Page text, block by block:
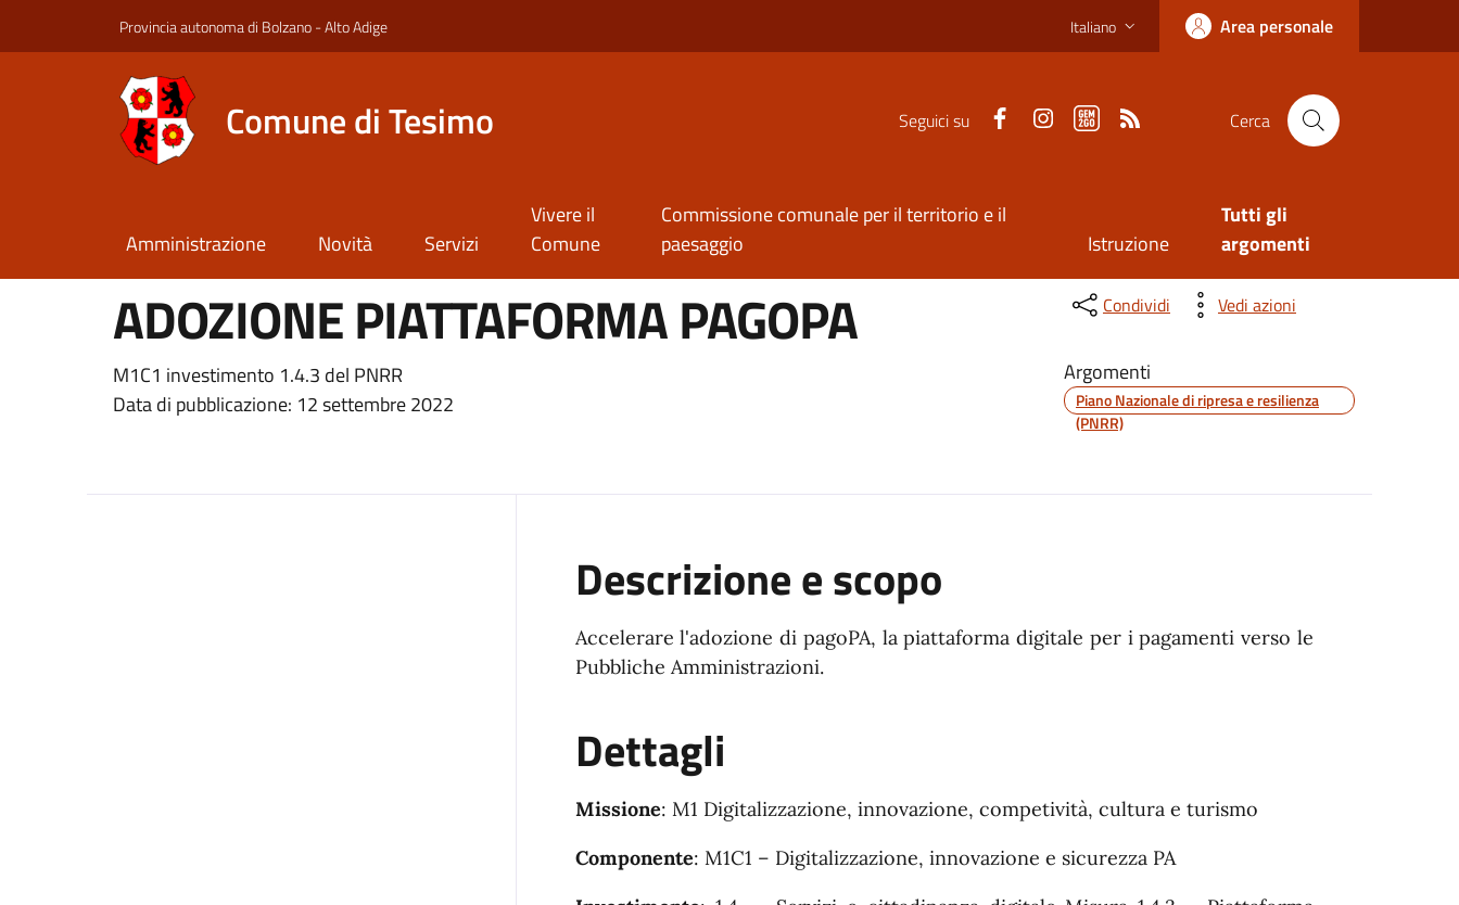
Provincia autonoma di Bolzano - Alto Adige Italiano Area personale
Comune di Tesimo Seguici su FacebookInstagram
Gem2Go App Cerca
Amministrazione Novità Servizi
Vivere il
Comune
Commissione comunale per il territorio e il
paesaggio
Istruzione
Tutti gli
argomenti
ADOZIONE PIATTAFORMA PAGOPA
M1C1 investimento 1.4.3 del PNRR
Data di pubblicazione: 12 settembre 2022
Condividi Vedi azioni
Argomenti
Piano Nazionale di ripresa e resilienza
(PNRR)
Descrizione e scopo
Accelerare l'adozione di pagoPA, la piattaforma digitale per i pagamenti verso le
Pubbliche Amministrazioni.
Dettagli
Missione: M1 Digitalizzazione, innovazione, competività, cultura e turismo
Componente: M1C1 – Digitalizzazione, innovazione e sicurezza PA